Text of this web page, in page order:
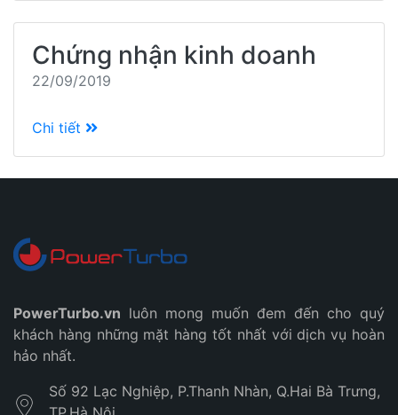
Chứng nhận kinh doanh
22/09/2019
Chi tiết
PowerTurbo.vn luôn mong muốn đem đến cho quý
khách hàng những mặt hàng tốt nhất với dịch vụ hoàn
hảo nhất.
Số 92 Lạc Nghiệp, P.Thanh Nhàn, Q.Hai Bà Trưng,